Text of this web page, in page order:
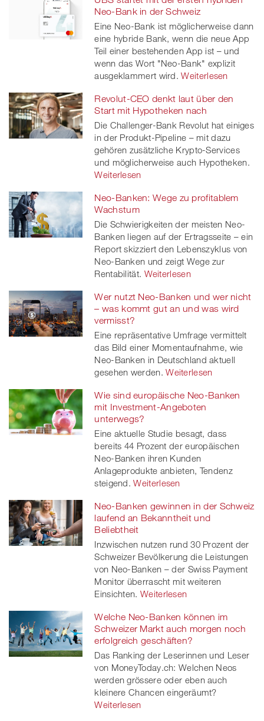
Neo-Bank in der Schweiz
Eine Neo-Bank ist möglicherweise dann
eine hybride Bank, wenn die neue App
Teil einer bestehenden App ist – und
wenn das Wort "Neo-Bank" explizit
ausgeklammert wird. Weiterlesen
Revolut-CEO denkt laut über den
Start mit Hypotheken nach
Die Challenger-Bank Revolut hat einiges
in der Produkt-Pipeline – mit dazu
gehören zusätzliche Krypto-Services
und möglicherweise auch Hypotheken.
Weiterlesen
Neo-Banken: Wege zu profitablem
Wachstum
Die Schwierigkeiten der meisten Neo-
Banken liegen auf der Ertragsseite – ein
Report skizziert den Lebenszyklus von
Neo-Banken und zeigt Wege zur
Rentabilität. Weiterlesen
Wer nutzt Neo-Banken und wer nicht
– was kommt gut an und was wird
vermisst?
Eine repräsentative Umfrage vermittelt
das Bild einer Momentaufnahme, wie
Neo-Banken in Deutschland aktuell
gesehen werden. Weiterlesen
Wie sind europäische Neo-Banken
mit Investment-Angeboten
unterwegs?
Eine aktuelle Studie besagt, dass
bereits 44 Prozent der europäischen
Neo-Banken ihren Kunden
Anlageprodukte anbieten, Tendenz
steigend. Weiterlesen
Neo-Banken gewinnen in der Schweiz
laufend an Bekanntheit und
Beliebtheit
Inzwischen nutzen rund 30 Prozent der
Schweizer Bevölkerung die Leistungen
von Neo-Banken – der Swiss Payment
Monitor überrascht mit weiteren
Einsichten. Weiterlesen
Welche Neo-Banken können im
Schweizer Markt auch morgen noch
erfolgreich geschäften?
Das Ranking der Leserinnen und Leser
von MoneyToday.ch: Welchen Neos
werden grössere oder eben auch
kleinere Chancen eingeräumt?
Weiterlesen